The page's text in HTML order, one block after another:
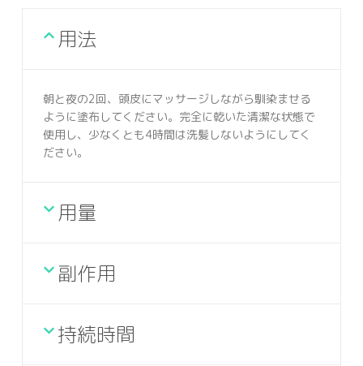
用法
朝と夜の2回、頭皮にマッサージしながら馴染ませる
ように塗布してください。完全に乾いた清潔な状態で
使用し、少なくとも4時間は洗髪しないようにしてく
ださい。
用量
副作用
持続時間